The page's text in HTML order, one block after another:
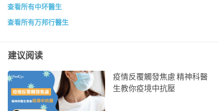
查看所有中环醫生
查看所有万邦行醫生
建议阅读
疫情反覆觸發焦慮 精神科醫
生教你疫境中抗壓